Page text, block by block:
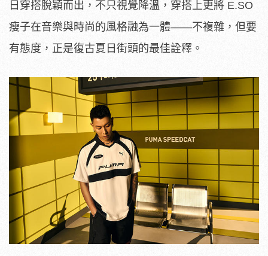
日穿搭脫穎而出，不只視覺降溫，穿搭上更將 E.SO
瘦子在音樂與時尚的風格融為一體——不複雜，但要
有態度，正是復古夏日街頭的最佳詮釋。